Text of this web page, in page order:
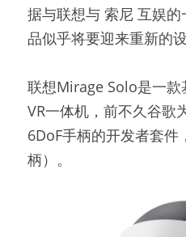
据与联想与 索尼 互娱
品似乎将要迎来重新的设
联想Mirage Solo是一
VR一体机，前不久谷歌
6DoF手柄的开发者套件
柄）。